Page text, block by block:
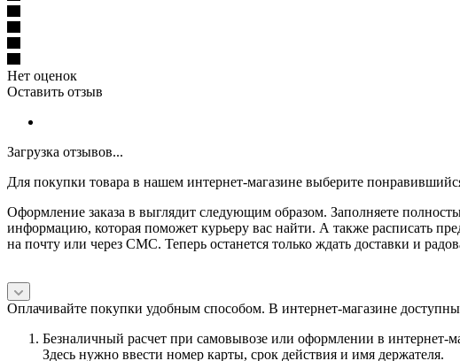
Нет оценок
Оставить отзыв
Загрузка отзывов...
Для покупки товара в нашем интернет-магазине выберите
Оформление заказа в выглядит следующим образом. Заполняете
информацию, которая поможет курьеру вас найти. А также расписать
на почту или через СМС. Теперь останется только ждать доставки и
Оплачивайте покупки удобным способом. В интернет-магазине
Безналичный расчет при самовывозе или оформлении в интернет-
Здесь нужно ввести номер карты, срок действия и имя держателя.